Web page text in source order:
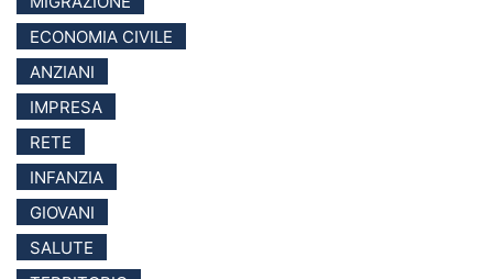
ECONOMIA CIVILE
ANZIANI
IMPRESA
RETE
INFANZIA
GIOVANI
SALUTE